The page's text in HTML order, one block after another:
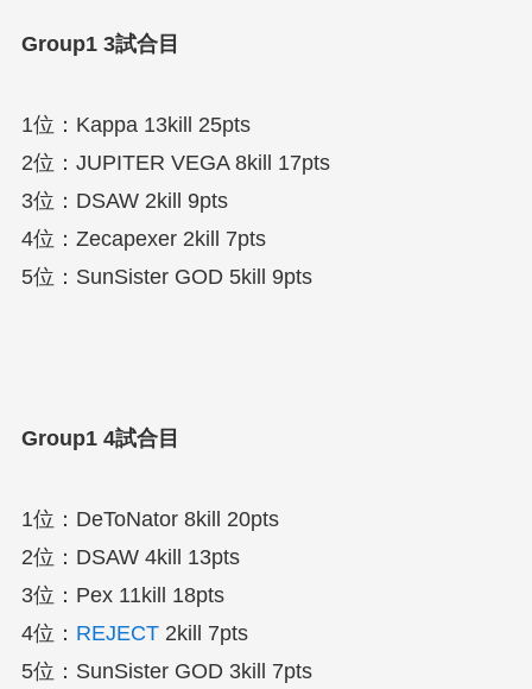
Group1 3試合目
1位：Kappa 13kill 25pts
2位：JUPITER VEGA 8kill 17pts
3位：DSAW 2kill 9pts
4位：Zecapexer 2kill 7pts
5位：SunSister GOD 5kill 9pts
Group1 4試合目
1位：DeToNator 8kill 20pts
2位：DSAW 4kill 13pts
3位：Pex 11kill 18pts
4位： REJECT2kill 7pts
5位：SunSister GOD 3kill 7pts